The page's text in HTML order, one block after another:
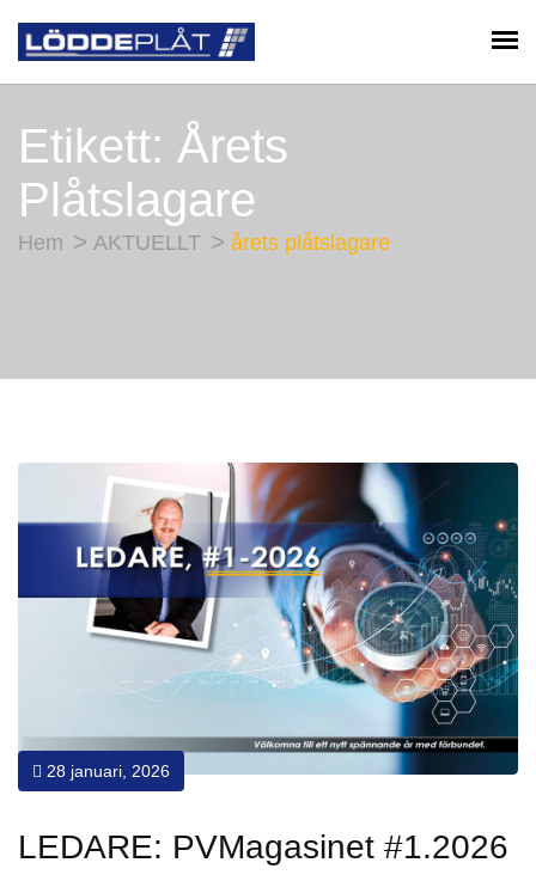
Etikett: Årets
Plåtslagare
Hem AKTUELLT årets plåtslagare
28 januari, 2026
LEDARE: PVMagasinet #1.2026